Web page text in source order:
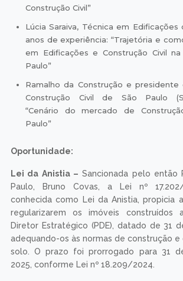
Construção Civil”
Lúcia Saraiva, Técnica em
anos de experiência: “Trajetória e
em Edificações e Construção Civil
Paulo”
Ramalho da Construção e
Construção Civil de São Paulo
“Cenário do mercado de
Paulo”
Oportunidade:
Lei da Anistia – Sancionada pelo então
Paulo, Bruno Covas, a Lei nº
conhecida como Lei da Anistia, propicia
regularizarem os imóveis construídos
Diretor Estratégico (PDE), datado de 31
adequando-os às normas de construção
solo. O prazo foi prorrogado para 31
2025, conforme Lei nº 18.209/2024.